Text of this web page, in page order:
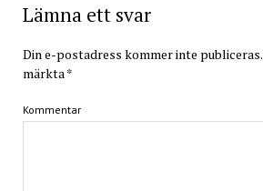
Lämna ett svar
Din e-postadress kommer inte publiceras.
märkta*
Kommentar